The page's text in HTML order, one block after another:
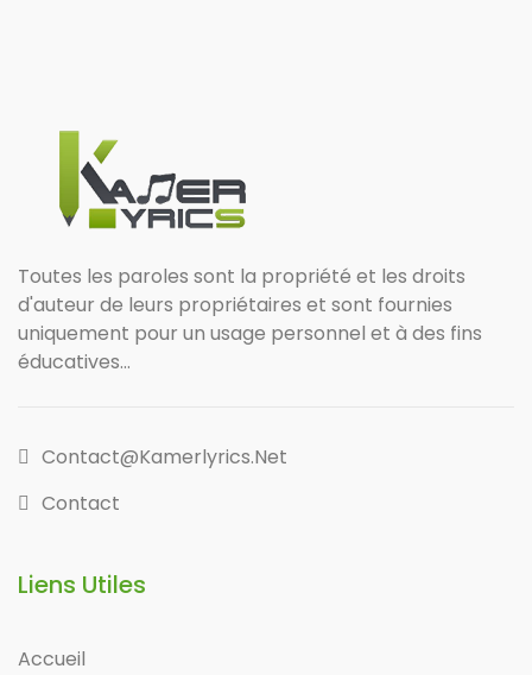
Toutes les paroles sont la propriété et les droits
d'auteur de leurs propriétaires et sont fournies
uniquement pour un usage personnel et à des fins
éducatives...
Contact@kamerlyrics.net
Contact
Liens Utiles
Accueil